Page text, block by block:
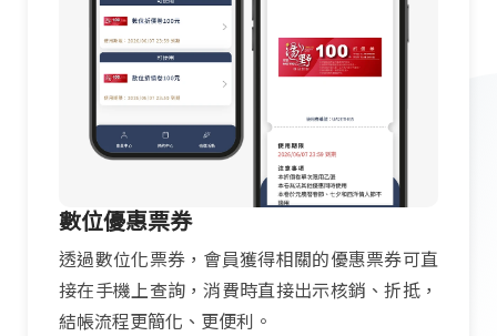
數位優惠票券
透過數位化票券，會員獲得相關的優惠票券可直
接在手機上查詢，消費時直接出示核銷、折抵，
結帳流程更簡化、更便利。